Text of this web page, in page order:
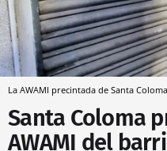
La AWAMI precintada de Santa Coloma
Santa Coloma
AWAMI del